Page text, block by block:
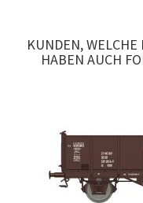
KUNDEN,
HABEN AUCH